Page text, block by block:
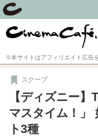
※本サイトはアフィリエイト広告
【ディズニー
マスタイム！」
ト3種
スクープ